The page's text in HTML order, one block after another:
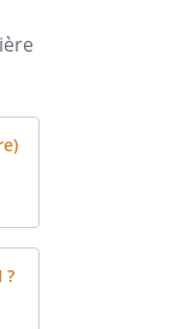
?